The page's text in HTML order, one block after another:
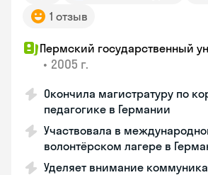
1 отзыв
Пермский государственный
• 2005 г.
Окончила магистратуру по
педагогике в Германии
Участвовала в
волонтёрском лагере в
Уделяет внимание